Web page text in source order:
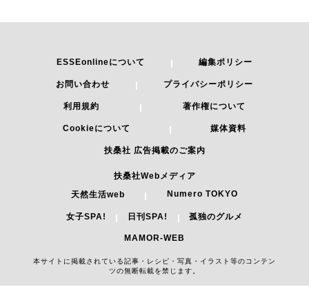
ESSEonlineについて 編集ポリシー
お問い合わせ プライバシーポリシー
利用規約 著作権について
Cookieについて 媒体資料
扶桑社 広告掲載のご案内
扶桑社Webメディア
天然生活web
Numero TOKYO
女子SPA! 日刊SPA! 孤独のグルメ
MAMOR-WEB
本サイトに掲載されている記事・レシピ・写真・イラスト等のコンテン
ツの無断転載を禁じます。